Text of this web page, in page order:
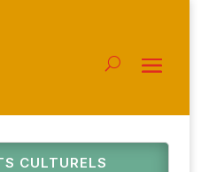
CULTURELS